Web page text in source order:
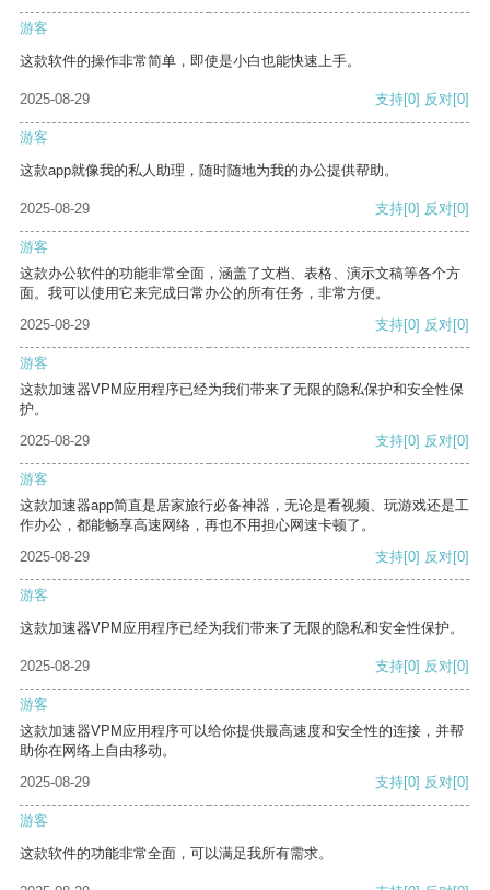
游客
这款软件的操作非常简单，即使是小白也能快速上手。
2025-08-29 支持[0] 反对[0]
游客
这款app就像我的私人助理，随时随地为我的办公提供帮助。
2025-08-29 支持[0] 反对[0]
游客
这款办公软件的功能非常全面，涵盖了文档、表格、演示文稿等各个方
面。我可以使用它来完成日常办公的所有任务，非常方便。
2025-08-29
支持[0] 反对[0]
游客
这款加速器VPM应用程序已经为我们带来了无限的隐私保护和安全性保
护。
2025-08-29
支持[0] 反对[0]
游客
这款加速器app简直是居家旅行必备神器，无论是看视频、玩游戏还是工
作办公，都能畅享高速网络，再也不用担心网速卡顿了。
2025-08-29
支持[0] 反对[0]
游客
这款加速器VPM应用程序已经为我们带来了无限的隐私和安全性保护。
2025-08-29 支持[0] 反对[0]
游客
这款加速器VPM应用程序可以给你提供最高速度和安全性的连接，并帮
助你在网络上自由移动。
2025-08-29
支持[0] 反对[0]
游客
这款软件的功能非常全面，可以满足我所有需求。